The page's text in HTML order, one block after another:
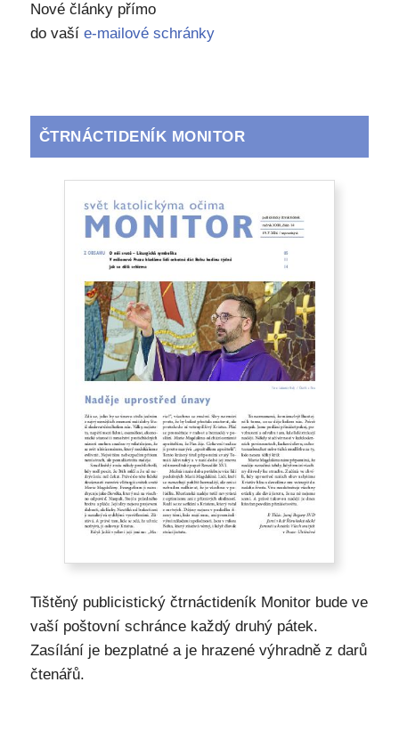
Nové články přímo
do vaší e-mailové schránky
ČTRNÁCTIDENÍK MONITOR
Tištěný publicistický čtrnáctideník Monitor bude ve
vaší poštovní schránce každý druhý pátek.
Zasílání je bezplatné a je hrazené výhradně z darů
čtenářů.